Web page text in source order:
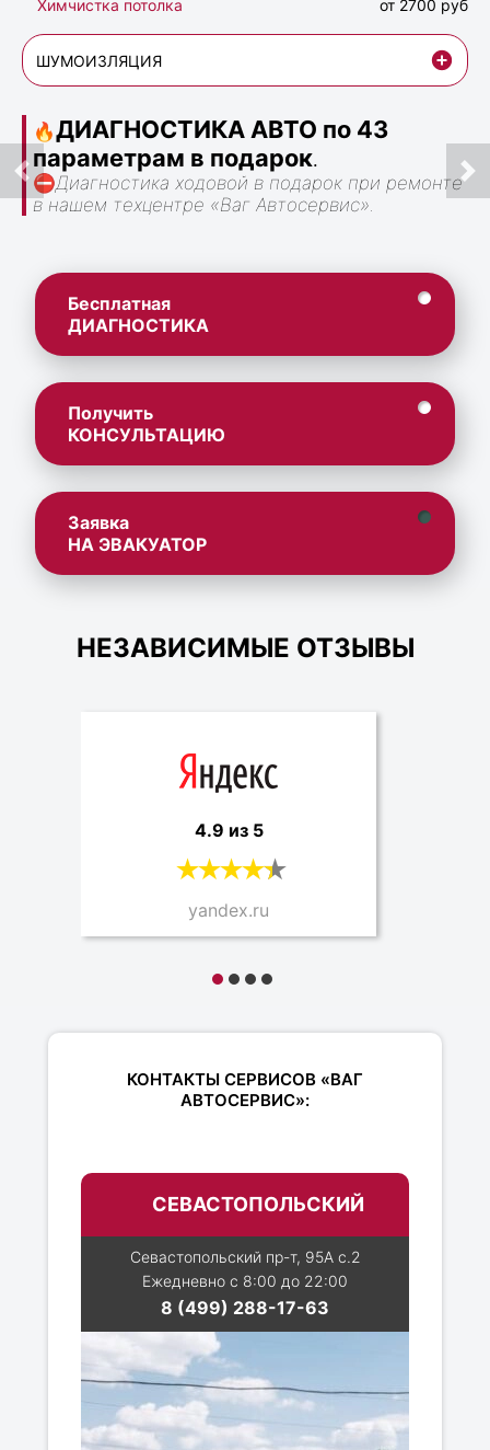
Химчистка потолка от 2700 руб
ШУМОИЗЛЯЦИЯ
🔥ДИАГНОСТИКА АВТО по 43
параметрам в подарок.
⛔Диагностика ходовой в подарок при ремонте
в нашем техцентре «Ваг Автосервис».
Бесплатная
ДИАГНОСТИКА
Получить
КОНСУЛЬТАЦИЮ
Заявка
НА ЭВАКУАТОР
НЕЗАВИСИМЫЕ ОТЗЫВЫ
4.9 из 5
yandex.ru
КОНТАКТЫ СЕРВИСОВ «ВАГ
АВТОСЕРВИС»:
СЕВАСТОПОЛЬСКИЙ
Севастопольский пр-т, 95А с.2
Ежедневно с 8:00 до 22:00
8 (499) 288-17-63